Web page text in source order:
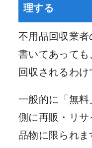
理する
不用品回収業
書いてあって
回収されるわけ
一般的に「無
側に再販・リ
品物に限られま